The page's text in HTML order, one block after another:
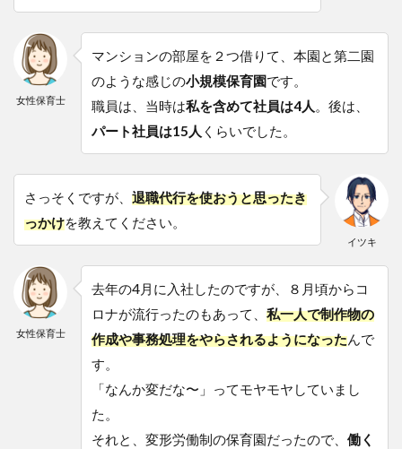
は
か
っ
た
7
退
込む！
次の日
事に行
かなく
だ！
8
正式
女性保育士
マンションの部屋を２つ借りて、本園と第二園
のような感じの小規模保育園です。
職員は、当時は私を含めて社員は4人 。後は、
パート社員は15人 くらいでした。
イツキ
さっそくですが、 退職代行を使おうと思ったき
っかけを教えてください。
女性保育士
去年の4月に入社したのですが、８月頃からコ
ロナが流行ったのもあって、 私一人で制作物の
作成や事務処理をやらされるようになったんで
す。
「なんか変だな〜」ってモヤモヤしていまし
た。
それと、変形労働制の保育園だったので、 働く